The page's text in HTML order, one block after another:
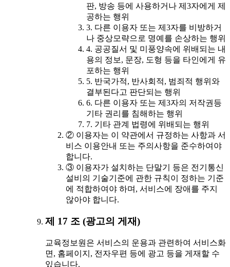
판, 방송 등에 사용하거나 제3자에게 제
공하는 행위
3. 다른 이용자 또는 제3자를 비방하거
나 중상모략으로 명예를 손상하는 행위
4. 공공질서 및 미풍양속에 위배되는 내
용의 정보, 문장, 도형 등을 타인에게 유
포하는 행위
5. 반국가적, 반사회적, 범죄적 행위와
결부된다고 판단되는 행위
6. 다른 이용자 또는 제3자의 저작권등
기타 권리를 침해하는 행위
7. 기타 관계 법령에 위배되는 행위
② 이용자는 이 약관에서 규정하는 사항과 서
비스 이용안내 또는 주의사항을 준수하여야
합니다.
③ 이용자가 설치하는 단말기 등은 전기통신
설비의 기술기준에 관한 규칙이 정하는 기준
에 적합하여야 하며, 서비스에 장애를 주지
않아야 합니다.
제 17 조 (광고의 게재)
교육정보원은 서비스의 운용과 관련하여 서비스화
면, 홈페이지, 전자우편 등에 광고 등을 게재할 수
있습니다.